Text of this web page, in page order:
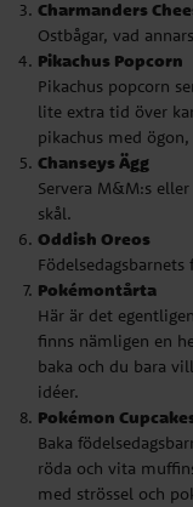
Oddish Oreos
Födelsedagsbarnets
Pokémontårta
Här är det
finns nämligen en
baka och du bara
idéer.
Pokémon
Baka
röda och vita
med strössel och
du snabbt och
limma på
figurer i sockerpasta.
Bulbasaur
en variation av
paprika. För att
grönsakerna så att
"Bulbasaur's Seed"
efterlikna
Charmanders
Ostbågar, vad
Pikachus Popcorn
Pikachus popcorn
lite extra tid över
pikachus med
Chanseys Ägg
Servera M&M:s
skål.
Oddish Oreos
Pokémontårta
Här är det
finns nämligen en
baka och du bara
idéer.
Pokémon
Baka
röda och vita
med strössel och